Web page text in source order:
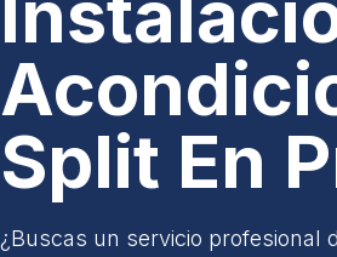
Split En
¿Buscas un servicio profesional